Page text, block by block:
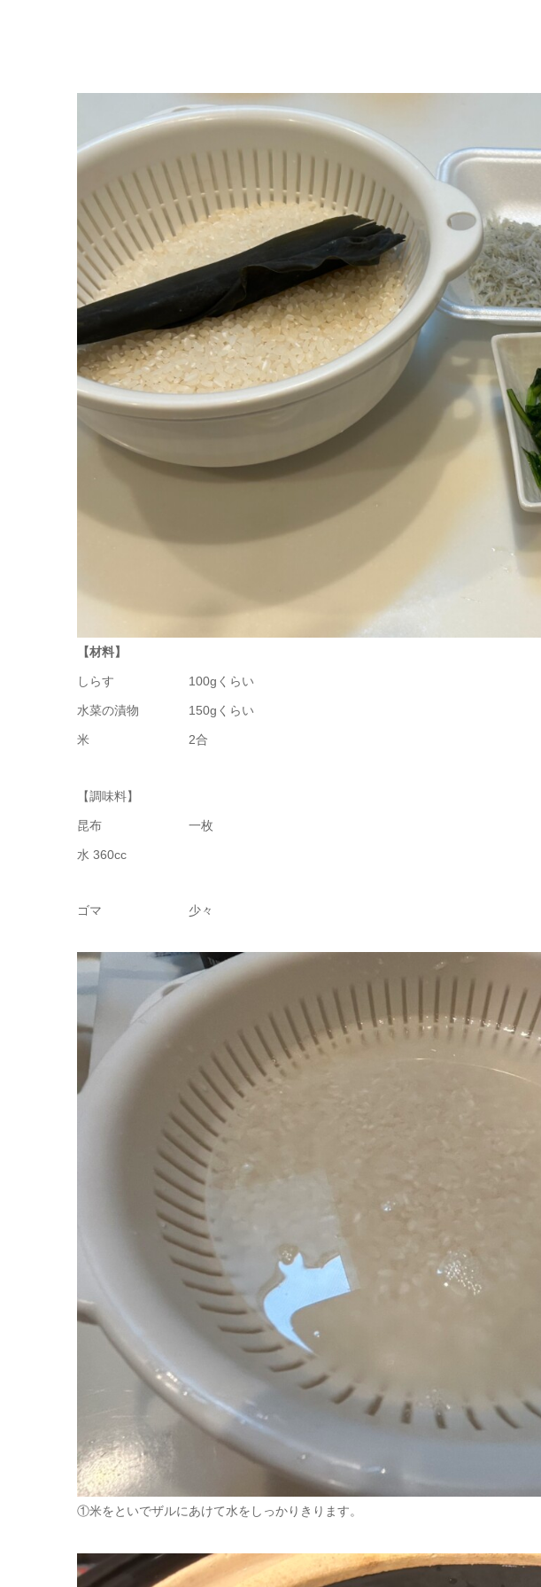
【材料】
しらす 100gくらい
水菜の漬物 150gくらい
米 2合
【調味料】
昆布 一枚
水 360cc
ゴマ 少々
①米をといでザルにあけて水をしっかりきります。